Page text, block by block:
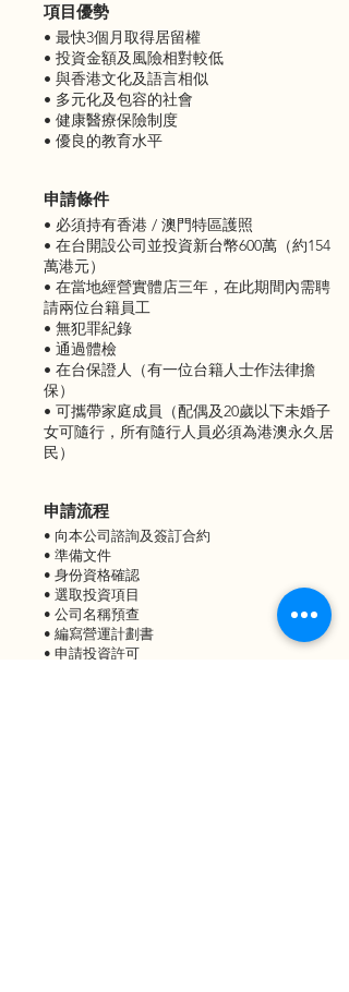
項目優勢
• 最快3個月取得居留權
• 投資金額及風險相對較低
• 與香港文化及語言相似
• 多元化及包容的社會
• 健康醫療保險制度
• 優良的教育水平
申請條件
• 必須持有香港 / 澳門特區護照
• 在台開設公司並投資新台幣600萬（約154
萬港元）
• 在當地經營實體店三年，在此期間內需聘
請兩位台籍員工
• 無犯罪紀錄
• 通過體檢
• 在台保證人（有一位台籍人士作法律擔
保）
• 可攜帶家庭成員（配偶及20歲以下未婚子
女可隨行，所有隨行人員必須為港澳永久居
民）
申請流程
• 向本公司諮詢及簽訂合約
• 準備文件
• 身份資格確認
• 選取投資項目
• 公司名稱預查
• 編寫營運計劃書
• 申請投資許可